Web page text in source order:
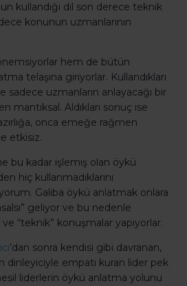
kullandığı dil son derece teknik
konunun uzmanlarının
hem de bütün
telaşına giriyorlar. Kullandıkları
sadece uzmanların anlayacağı bir
mantıksal. Aldıkları sonuç ise
onca emeğe rağmen
etkisiz.
bu kadar işlemiş olan öykü
hiç kullanmadıklarını
Galiba öykü anlatmak onlara
geliyor ve bu nedenle
ve “teknik” konuşmalar yapıyorlar.
’dan sonra kendisi gibi davranan,
dinleyiciyle empati kuran lider pek
liderlerin öykü anlatma yolunu